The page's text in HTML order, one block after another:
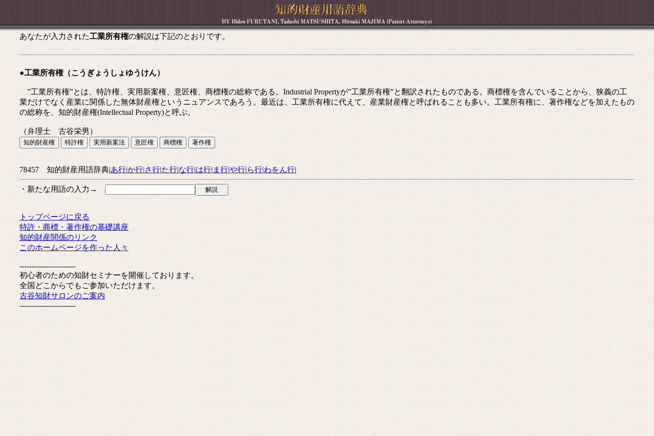
あなたが入力された工業所有権の解説は下記のとおりです。
●工業所有権（こうぎょうしょゆうけん）
”工業所有権”とは、特許権、実用新案権、意匠権、商標権の総称である。Industrial Propertyが”工業所有権”と翻訳されたものである。商標権を含んでいることから、狭義の工
業だけでなく産業に関係した無体財産権というニュアンスであろう。最近は、工業所有権に代えて、産業財産権と呼ばれることも多い。工業所有権に、著作権などを加えたもの
の総称を、知的財産権(Intellectual Property)と呼ぶ。
（弁理士 古谷栄男）
78457 知的財産用語辞典|あ行|か行|さ行|た行|な行|は行| ま行|や行|ら行|わをん行|
・新たな用語の入力→
トップページに戻る
特許・商標・著作権の基礎講座
知的財産関係のリンク
このホームページを作った人々
-----------------------
初心者のための知財セミナーを開催しております。
全国どこからでもご参加いただけます。
古谷知財サロンのご案内
-----------------------